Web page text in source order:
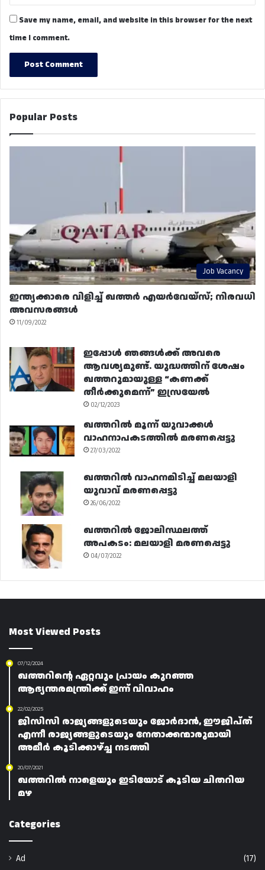
Save my name, email, and website in this browser for the next
time I comment.
Popular Posts
Job Vacancy
ഇന്ത്യക്കാരെ വിളിച്ച് ഖത്തർ എയർവേയ്‌സ്; നിരവധി
അവസരങ്ങൾ
11/09/2022
ഇപ്പോൾ ഞങ്ങൾക്ക് അവരെ
ആവശ്യമുണ്ട്. യുദ്ധത്തിന് ശേഷം
ഖത്തറുമായുള്ള “കണക്ക്
തീർക്കുമെന്ന്” ഇസ്രയേൽ
02/12/2023
ഖത്തറിൽ മൂന്ന് യുവാക്കൾ
വാഹനാപകടത്തിൽ മരണപ്പെട്ടു
27/03/2022
ഖത്തറിൽ വാഹനമിടിച്ച് മലയാളി
യുവാവ് മരണപ്പെട്ടു
26/06/2022
ഖത്തറിൽ ജോലിസ്ഥലത്ത്
അപകടം: മലയാളി മരണപ്പെട്ടു
04/07/2022
Most Viewed Posts
07/12/2024
ഖത്തറിന്റെ ഏറ്റവും പ്രായം കുറഞ്ഞ
ആഭ്യന്തരമന്ത്രിക്ക് ഇന്ന് വിവാഹം
22/02/2025
ജിസിസി രാജ്യങ്ങളുടെയും ജോർദാൻ, ഈജിപ്‌ത്‌
എന്നീ രാജ്യങ്ങളുടെയും നേതാക്കന്മാരുമായി
അമീർ കൂടിക്കാഴ്ച്ച നടത്തി
20/07/2021
ഖത്തറിൽ നാളെയും ഇടിയോട് കൂടിയ ചിതറിയ
മഴ
Categories
Ad
(17)